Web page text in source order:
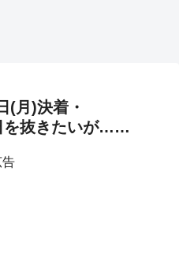
(月)決着・
を抜きたいが……
告